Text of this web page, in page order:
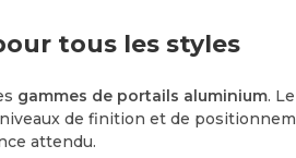
tous les styles
gammes de portails aluminium.
de finition et de
attendu.